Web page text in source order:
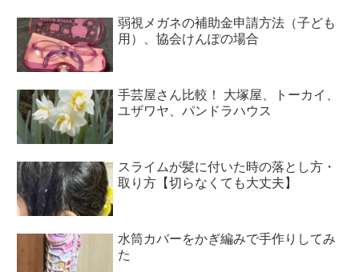
弱視メガネの補助金申請方法（子ども
用）、協会けんぽの場合
手芸屋さん比較！ 大塚屋、トーカイ、
ユザワヤ、パンドラハウス
スライムが髪に付いた時の落とし方・
取り方【切らなくても大丈夫】
水筒カバーをかぎ編みで手作りしてみ
た